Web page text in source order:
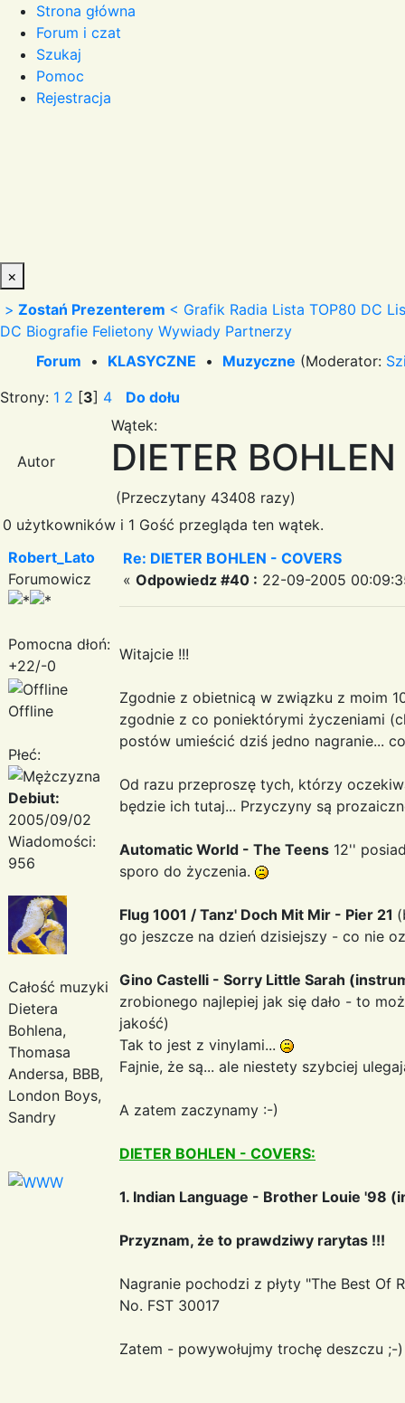
Strona główna
Forum i czat
Szukaj
Pomoc
Rejestracja
×
> Zostań Prezenterem < Grafik Radia Lista TOP80 DC
DC Biografie Felietony Wywiady Partnerzy
Forum • KLASYCZNE • Muzyczne (Moderator:
Strony: 1 2 [3] 4 Do dołu
Autor
Wątek:
DIETER
(Przeczytany 43408 razy)
0 użytkowników i 1 Gość przegląda ten wątek.
Robert_Lato
Forumowicz
Pomocna dłoń:
+22/-0
Offline
Płeć:
Debiut:
2005/09/02
Wiadomości:
956
Całość muzyki
Dietera
Bohlena,
Thomasa
Andersa, BBB,
London Boys,
Sandry
Re: DIETER BOHLEN - COVERS
« Odpowiedz #40 : 22-09-2005
Witajcie !!!
Zgodnie z obietnicą w związku z moim
zgodnie z co poniektórymi życzeniami
postów umieścić dziś jedno nagranie...
Od razu przeproszę tych, którzy
będzie ich tutaj... Przyczyny są
Automatic World - The Teens 12''
sporo do życzenia.
Flug 1001 / Tanz' Doch Mit Mir - Pier 21
go jeszcze na dzień dzisiejszy - co nie
Gino Castelli - Sorry Little Sarah
zrobionego najlepiej jak się dało - to
jakość)
Tak to jest z vinylami...
Fajnie, że są... ale niestety szybciej
A zatem zaczynamy :-)
DIETER BOHLEN - COVERS:
1. Indian Language - Brother Louie '98
Przyznam, że to prawdziwy rarytas !!!
Nagranie pochodzi z płyty "The Best Of
No. FST 30017
Zatem - powywołujmy trochę deszczu ;-)